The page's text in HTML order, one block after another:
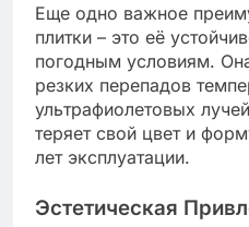
Еще одно важное
плитки – это её
погодным условиям.
резких перепадов
ультрафиолетовых
теряет свой цвет и
лет эксплуатации.
Эстетическая